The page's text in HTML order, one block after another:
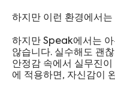
하지만 이런 환경에서
하지만 Speak에서는 아
않습니다. 실수해도 괜
안정감 속에서 실무진
에 적용하면, 자신감이